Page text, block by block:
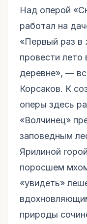
Над оперой
работал на
«Первый раз в
провести лето
деревне», —
Корсаков. К
оперы здесь
«Волчинец»
заповедным
Ярилиной
поросшем
«увидеть»
природы